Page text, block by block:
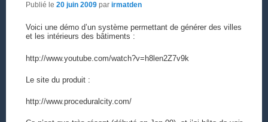
Publié le 20 juin 2009 par irmatden
Voici une démo d’un système permettant de générer des villes
et les intérieurs des bâtiments :
http://www.youtube.com/watch?v=h8len2Z7v9k
Le site du produit :
http://www.proceduralcity.com/